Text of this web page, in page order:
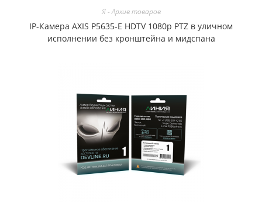
Я - Архив товаров
IP-Камера AXIS P5635-E HDTV 1080p PTZ в уличном
исполнении без кронштейна и мидспана